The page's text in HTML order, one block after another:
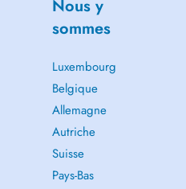
Nous y
sommes
Luxembourg
Belgique
Allemagne
Autriche
Suisse
Pays-Bas